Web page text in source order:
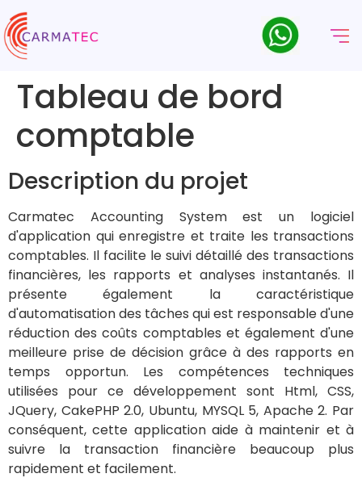
Tableau de bord
comptable
Description du projet
Carmatec Accounting System est un logiciel
d'application qui enregistre et traite les transactions
comptables. Il facilite le suivi détaillé des transactions
financières, les rapports et analyses instantanés. Il
présente également la caractéristique
d'automatisation des tâches qui est responsable d'une
réduction des coûts comptables et également d'une
meilleure prise de décision grâce à des rapports en
temps opportun. Les compétences techniques
utilisées pour ce développement sont Html, CSS,
JQuery, CakePHP 2.0, Ubuntu, MYSQL 5, Apache 2. Par
conséquent, cette application aide à maintenir et à
suivre la transaction financière beaucoup plus
rapidement et facilement.